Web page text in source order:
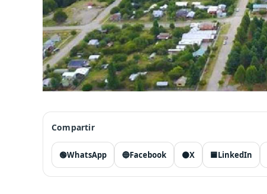
Compartir
🟢WhatsApp 🔵Facebook ⚫X 🟦LinkedIn